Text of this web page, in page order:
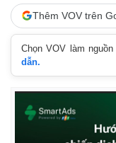
Hồ sơ
Thêm VOV trên
Chọn VOV làm
dẫn.